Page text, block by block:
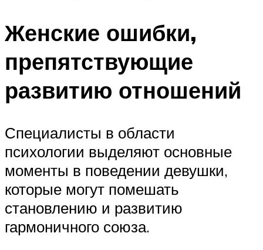
Женские ошибки,
препятствующие
развитию отношений
Специалисты в области
психологии выделяют основные
моменты в поведении девушки,
которые могут помешать
становлению и развитию
гармоничного союза.